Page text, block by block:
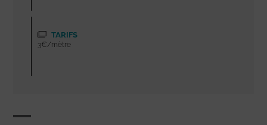
TARIFS
3€/mètre